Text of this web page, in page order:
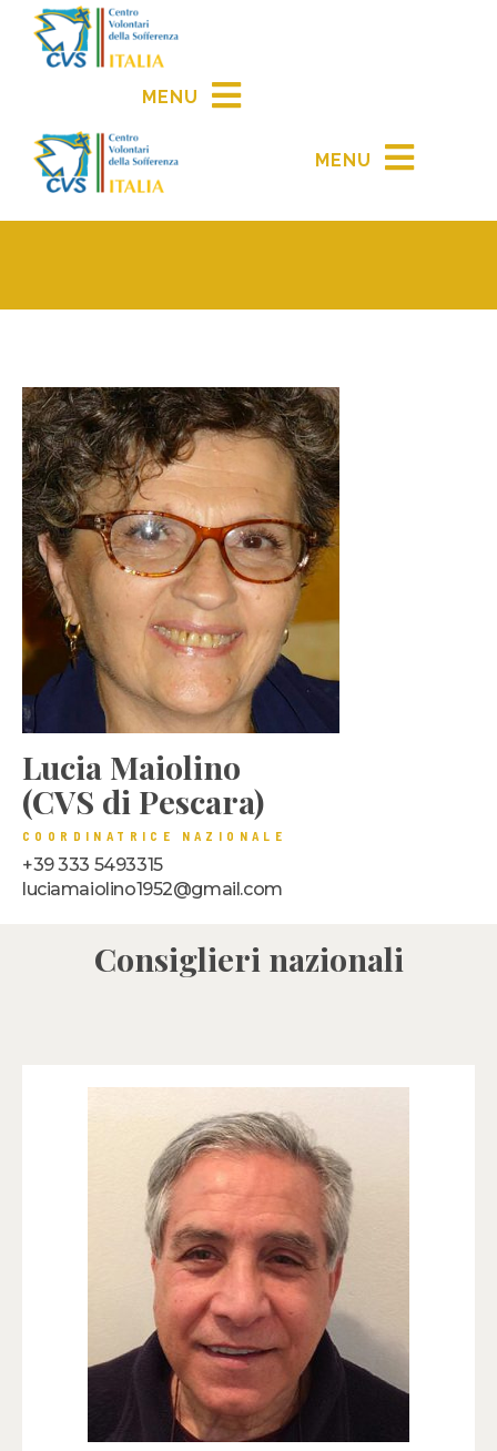
MENU
MENU
Lucia Maiolino
(CVS di Pescara)
COORDINATRICE NAZIONALE
+39 333 5493315
luciamaiolino1952@gmail.com
Consiglieri nazionali